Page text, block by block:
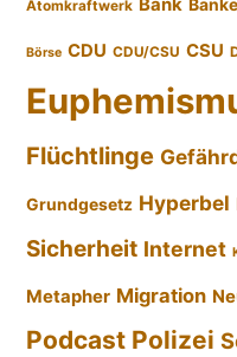
Atomkraftwerk Bank
Börse CDU CDU/CSU CSU
Flüchtlinge
Grundgesetz Hyperbel
Sicherheit Internet
Metapher Migration
Podcast Polizei